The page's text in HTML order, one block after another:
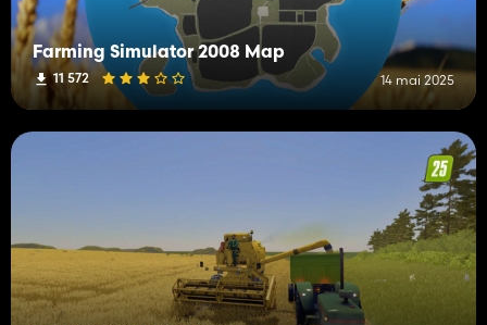
Farming Simulator 2008 Map
11 572 14 mai 2025